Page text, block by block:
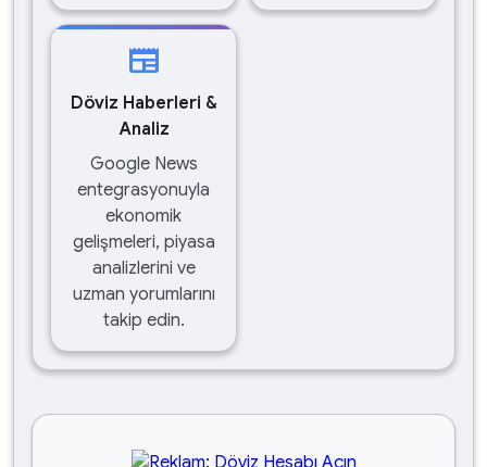
newspaper
Döviz Haberleri &
Analiz
Google News
entegrasyonuyla
ekonomik
gelişmeleri, piyasa
analizlerini ve
uzman yorumlarını
takip edin.